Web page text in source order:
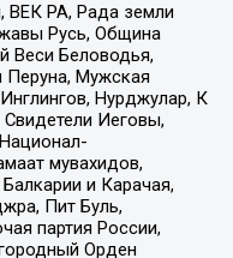
ВЕК РА, Рада земли
Русь, Община
Веси Беловодья,
Мужская
Нурджулар, К
Иеговы,
мувахидов,
и Карачая,
Пит Буль,
партия России,
Орден